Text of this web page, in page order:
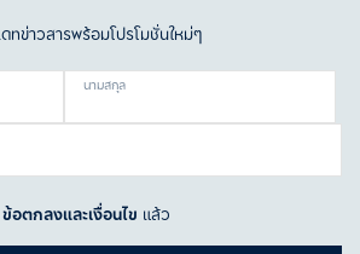
ทข่าวสารพร้อมโปรโมชั่นใหม่ๆ
นามสกุล
ข้อตกลงและเงื่อนไข แล้ว